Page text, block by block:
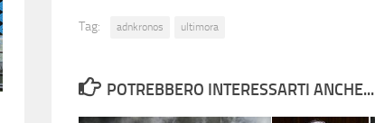
Tag: adnkronos ultimora
POTREBBERO INTERESSARTI ANCHE...